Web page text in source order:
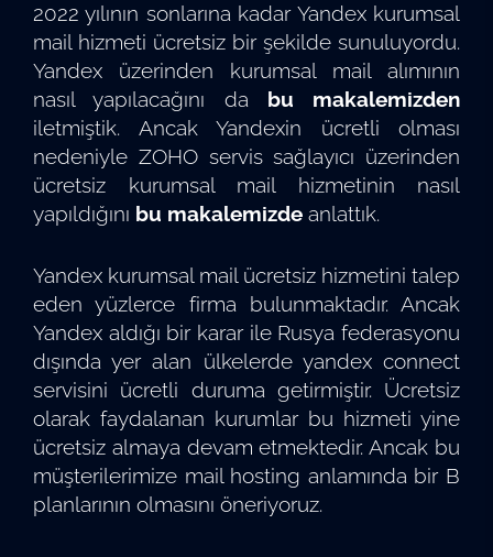
2022 yılının sonlarına kadar Yandex kurumsal
mail hizmeti ücretsiz bir şekilde sunuluyordu.
Yandex üzerinden kurumsal mail alımının
nasıl yapılacağını da bu makalemizden
iletmiştik. Ancak Yandexin ücretli olması
nedeniyle ZOHO servis sağlayıcı üzerinden
ücretsiz kurumsal mail hizmetinin nasıl
yapıldığını bu makalemizde anlattık.
Yandex kurumsal mail ücretsiz hizmetini talep
eden yüzlerce firma bulunmaktadır. Ancak
Yandex aldığı bir karar ile Rusya federasyonu
dışında yer alan ülkelerde yandex connect
servisini ücretli duruma getirmiştir. Ücretsiz
olarak faydalanan kurumlar bu hizmeti yine
ücretsiz almaya devam etmektedir. Ancak bu
müşterilerimize mail hosting anlamında bir B
planlarının olmasını öneriyoruz.